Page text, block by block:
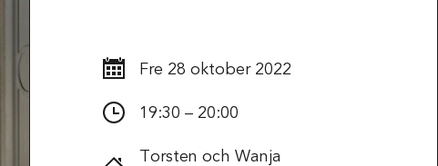
Fre 28 oktober 2022
19:30 – 20:00
Torsten och Wanja